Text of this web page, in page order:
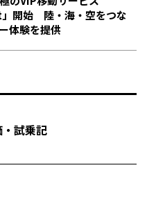
」開始 陸・海・空をつな
体験を提供
試乗記